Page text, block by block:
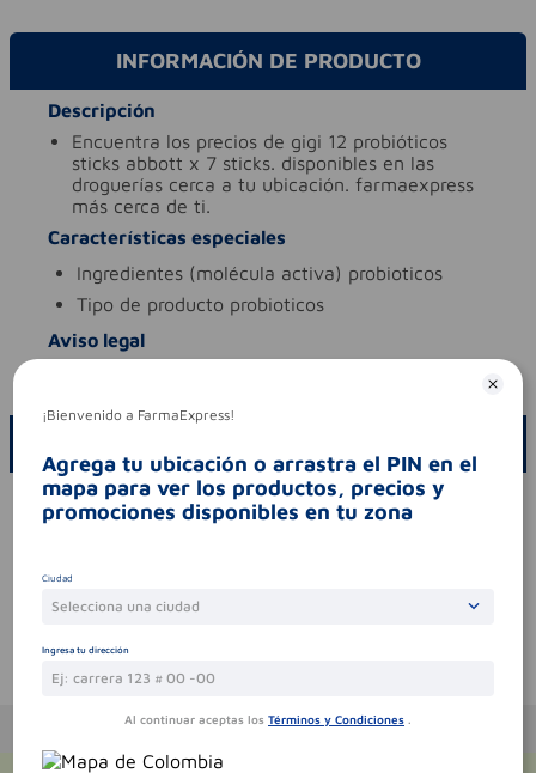
INFORMACIÓN DE PRODUCTO
Descripción
encuentra los precios de gigi 12 probióticos
sticks abbott x 7 sticks. disponibles en las
droguerías cerca a tu ubicación. farmaexpress
más cerca de ti.
Características especiales
ingredientes (molécula activa) probioticos
tipo de producto probioticos
Aviso legal
Por favor, inicie sesión para escribir un comentario
Te puede interesar
¡Bienvenido a FarmaExpress!
Agrega tu ubicación o arrastra el PIN en el
mapa para ver los productos, precios y
promociones disponibles en tu zona
Ciudad
Selecciona una ciudad
Ingresa tu dirección
Al continuar aceptas los Términos y Condiciones .